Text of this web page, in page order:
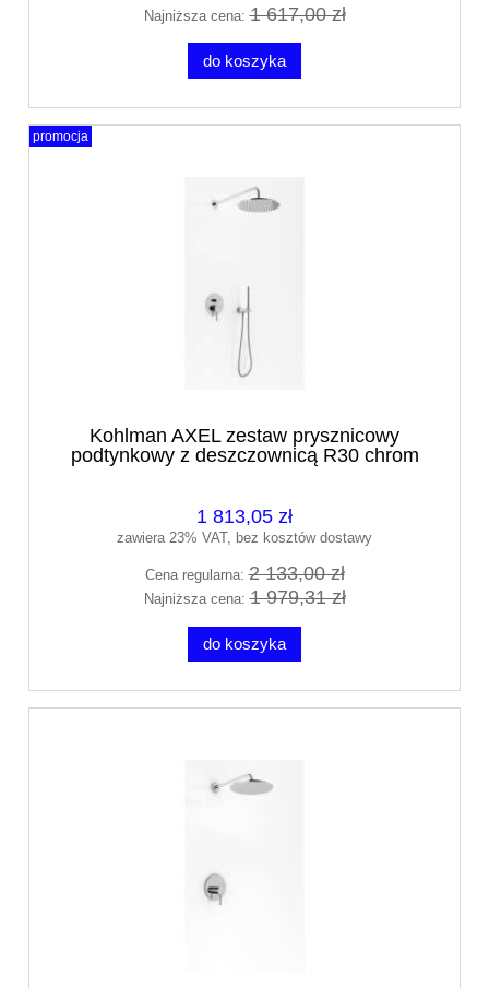
Najniższa cena:1 617,00 zł
do koszyka
Kohlman AXEL zestaw prysznicowy
podtynkowy z deszczownicą R30 chrom
1 813,05 zł
zawiera 23% VAT, bez kosztów dostawy
Cena regularna:2 133,00 zł
Najniższa cena:1 979,31 zł
do koszyka
promocja